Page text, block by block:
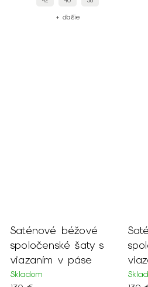
+ ďalšie
Saténové béžové
spoločenské šaty s
viazaním v páse
Skladom